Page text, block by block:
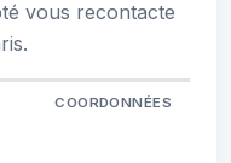
vous recontacte
COORDONNÉES